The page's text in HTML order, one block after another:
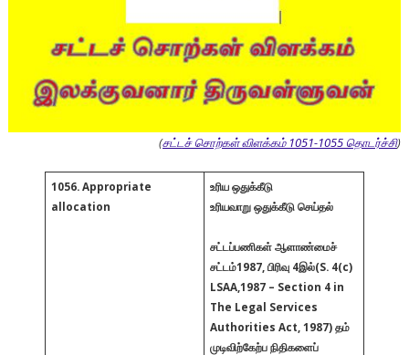
(சட்டச் சொற்கள் விளக்கம் 1051-1055 தொடர்ச்சி)
1056. Appropriate
allocation
உரிய ஒதுக்கீடு
உரியவாறு ஒதுக்கீடு செய்தல்
சட்டப்பணிகள் ஆளாண்மைச்
சட்டம்1987, பிரிவு 4இல்(S. 4(c)
LSAA,1987 – Section 4 in
The Legal Services
Authorities Act, 1987) தம்
முடிவிற்கேற்ப நிதிகளைப்